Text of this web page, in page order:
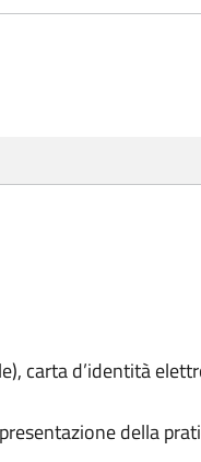
carta d’identità
della